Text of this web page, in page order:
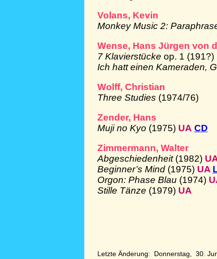
Volans, Kevin
Monkey Music 2:
Wense, Hans Jürgen von
7 Klavierstücke op. 1 (191?)
Ich hatt einen Kameraden,
Wolff, Christian
Three Studies (1974/76)
Zender, Hans
Muji no Kyo (1975) UA CD
Zimmermann, Walter
Abgeschiedenheit (1982)
Beginner’s Mind (1975) UA
Orgon: Phase Blau (1974)
Stille Tänze (1979) UA
Letzte Änderung: Donnerstag, 30.